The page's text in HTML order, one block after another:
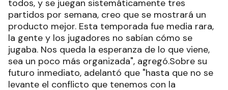
todos, y se juegan sistemáticamente tres
partidos por semana, creo que se mostrará un
producto mejor. Esta temporada fue media rara,
la gente y los jugadores no sabían cómo se
jugaba. Nos queda la esperanza de lo que viene,
sea un poco más organizada", agregó.Sobre su
futuro inmediato, adelantó que "hasta que no se
levante el conflicto que tenemos con la